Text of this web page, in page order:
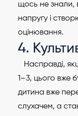
щось не знали,
напругу і
оцінювання.
4.
Насправді,
1–3, цього вже
дитина вже
слухачем, а